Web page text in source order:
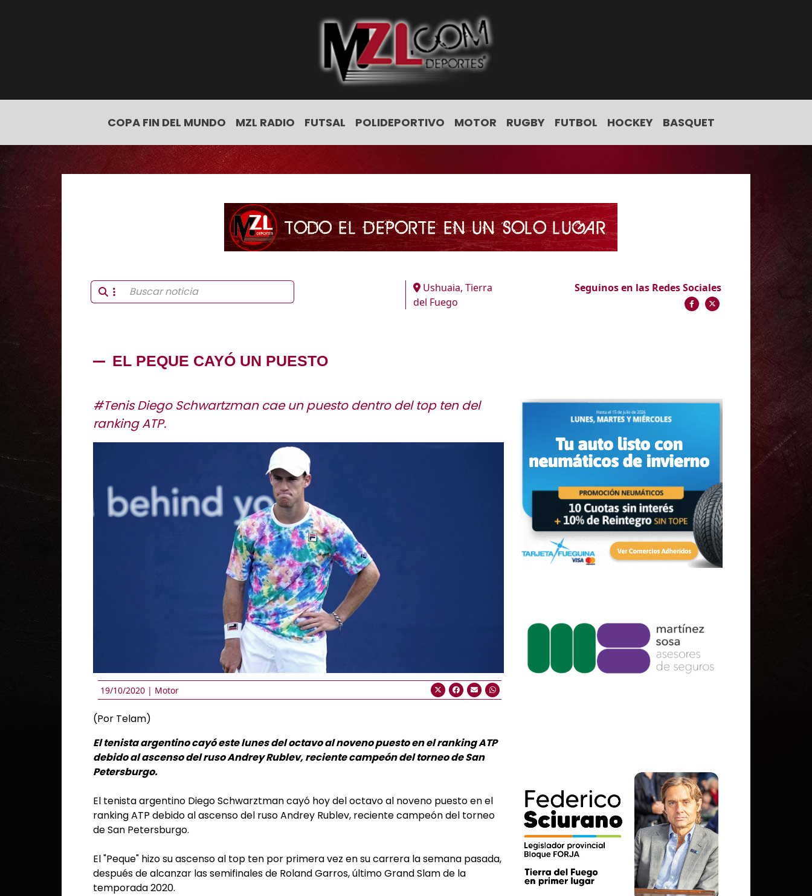
COPA FIN DEL MUNDO MZL RADIO FUTSAL POLIDEPORTIVO MOTOR RUGBY FUTBOL HOCKEY BASQUET
Ushuaia, Tierra
del Fuego
Seguinos en las Redes Sociales
EL PEQUE CAYÓ UN PUESTO
#Tenis Diego Schwartzman cae un puesto dentro del top ten del
ranking ATP.
19/10/2020 | Motor
(Por Telam)
El tenista argentino cayó este lunes del octavo al noveno puesto en el ranking ATP
debido al ascenso del ruso Andrey Rublev, reciente campeón del torneo de San
Petersburgo.
El tenista argentino Diego Schwarztman cayó hoy del octavo al noveno puesto en el
ranking ATP debido al ascenso del ruso Andrey Rublev, reciente campeón del torneo
de San Petersburgo.
El "Peque" hizo su ascenso al top ten por primera vez en su carrera la semana pasada,
después de alcanzar las semifinales de Roland Garros, último Grand Slam de la
temporada 2020.